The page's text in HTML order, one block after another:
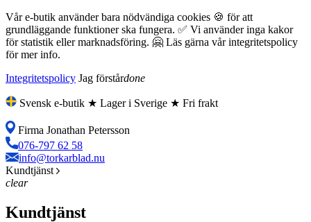
Vår e-butik använder bara nödvändiga cookies 🍪 för att
grundläggande funktioner ska fungera. ✅ Vi använder inga kakor
för statistik eller marknadsföring. 🤗 Läs gärna vår integritetspolicy
för mer info.
Integritetspolicy Jag förstårdone
Svensk e-butik ★ Lager i Sverige ★ Fri frakt
Firma Jonathan Petersson
076-797 62 58
info@torkarblad.nu
Kundtjänst
clear
Kundtjänst